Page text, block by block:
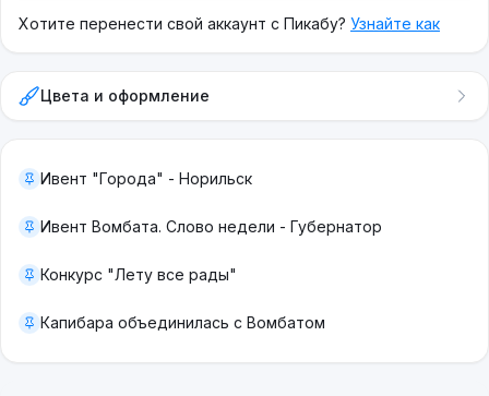
Хотите перенести свой аккаунт с Пикабу? Узнайте как
Цвета и оформление
Ивент "Города" - Норильск
Ивент Вомбата. Слово недели - Губернатор
Конкурс "Лету все рады"
Капибара объединилась с Вомбатом